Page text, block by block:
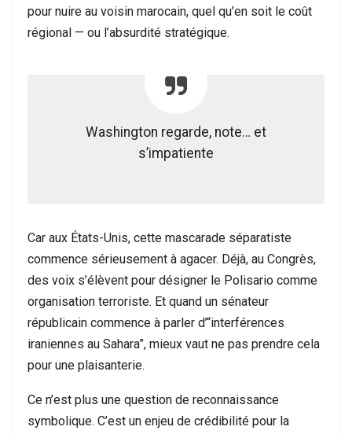
pour nuire au voisin marocain, quel qu’en soit le coût
régional — ou l’absurdité stratégique.
Washington regarde, note… et
s’impatiente
Car aux États-Unis, cette mascarade séparatiste
commence sérieusement à agacer. Déjà, au Congrès,
des voix s’élèvent pour désigner le Polisario comme
organisation terroriste. Et quand un sénateur
républicain commence à parler d’“interférences
iraniennes au Sahara”, mieux vaut ne pas prendre cela
pour une plaisanterie.
Ce n’est plus une question de reconnaissance
symbolique. C’est un enjeu de crédibilité pour la